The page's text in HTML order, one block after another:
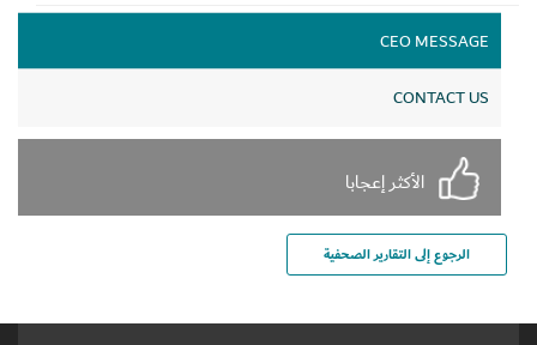
CEO MESSAGE
CONTACT US
الأكثر إعجابا
الرجوع إلى التقارير الصحفية